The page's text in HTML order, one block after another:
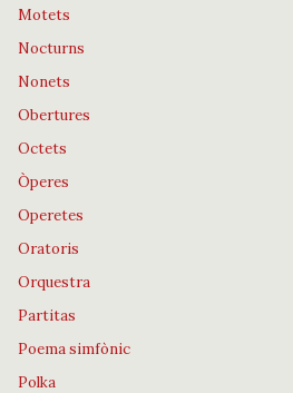
Motets
Nocturns
Nonets
Obertures
Octets
Òperes
Operetes
Oratoris
Orquestra
Partitas
Poema simfònic
Polka